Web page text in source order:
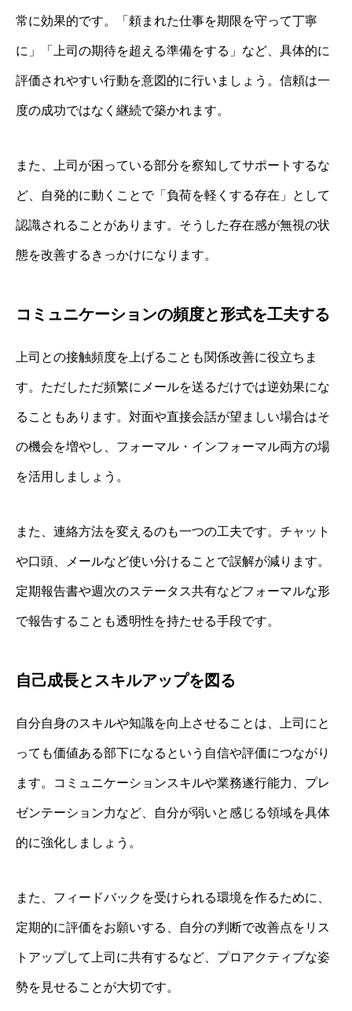
常に効果的です。「頼まれた仕事を期限を守って丁寧
に」「上司の期待を超える準備をする」など、具体的に
評価されやすい行動を意図的に行いましょう。信頼は一
度の成功ではなく継続で築かれます。
また、上司が困っている部分を察知してサポートするな
ど、自発的に動くことで「負荷を軽くする存在」として
認識されることがあります。そうした存在感が無視の状
態を改善するきっかけになります。
コミュニケーションの頻度と形式を工夫する
上司との接触頻度を上げることも関係改善に役立ちま
す。ただしただ頻繁にメールを送るだけでは逆効果にな
ることもあります。対面や直接会話が望ましい場合はそ
の機会を増やし、フォーマル・インフォーマル両方の場
を活用しましょう。
また、連絡方法を変えるのも一つの工夫です。チャット
や口頭、メールなど使い分けることで誤解が減ります。
定期報告書や週次のステータス共有などフォーマルな形
で報告することも透明性を持たせる手段です。
自己成長とスキルアップを図る
自分自身のスキルや知識を向上させることは、上司にと
っても価値ある部下になるという自信や評価につながり
ます。コミュニケーションスキルや業務遂行能力、プレ
ゼンテーション力など、自分が弱いと感じる領域を具体
的に強化しましょう。
また、フィードバックを受けられる環境を作るために、
定期的に評価をお願いする、自分の判断で改善点をリス
トアップして上司に共有するなど、プロアクティブな姿
勢を見せることが大切です。